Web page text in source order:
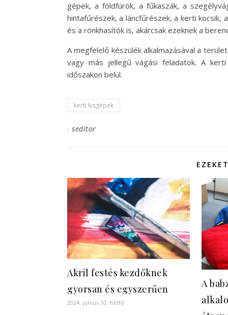
gépek, a földfúrók, a fűkaszák, a
hintafűrészek, a láncfűrészek, a kerti kocsik,
és a rönkhasítók is, akárcsak ezeknek a
A megfelelő készülék alkalmazásával a
vagy más jellegű vágási feladatok. A
időszakon belül.
kerti kisgépek
- seditor
Akril festés kezdőknek
gyorsan és egyszerűen
2024. június 10. hétfő
A